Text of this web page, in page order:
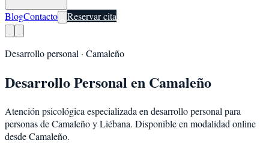
BlogContacto Reservar cita
Desarrollo personal · Camaleño
Desarrollo Personal en Camaleño
Atención psicológica especializada en desarrollo personal para
personas deCamaleñoyLiébana. Disponible en modalidad online
desde Camaleño.